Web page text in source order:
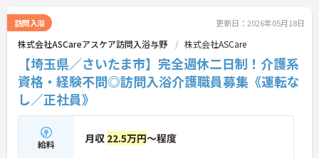
訪問入浴 更新日：2026年05月18日
株式会社ASCareアスケア訪問入浴与野 株式会社ASCare
【埼玉県／さいたま市】完全週休二日制！介護系
資格・経験不問◎訪問入浴介護職員募集《運転な
し／正社員》
給料 月収 22.5万円～程度